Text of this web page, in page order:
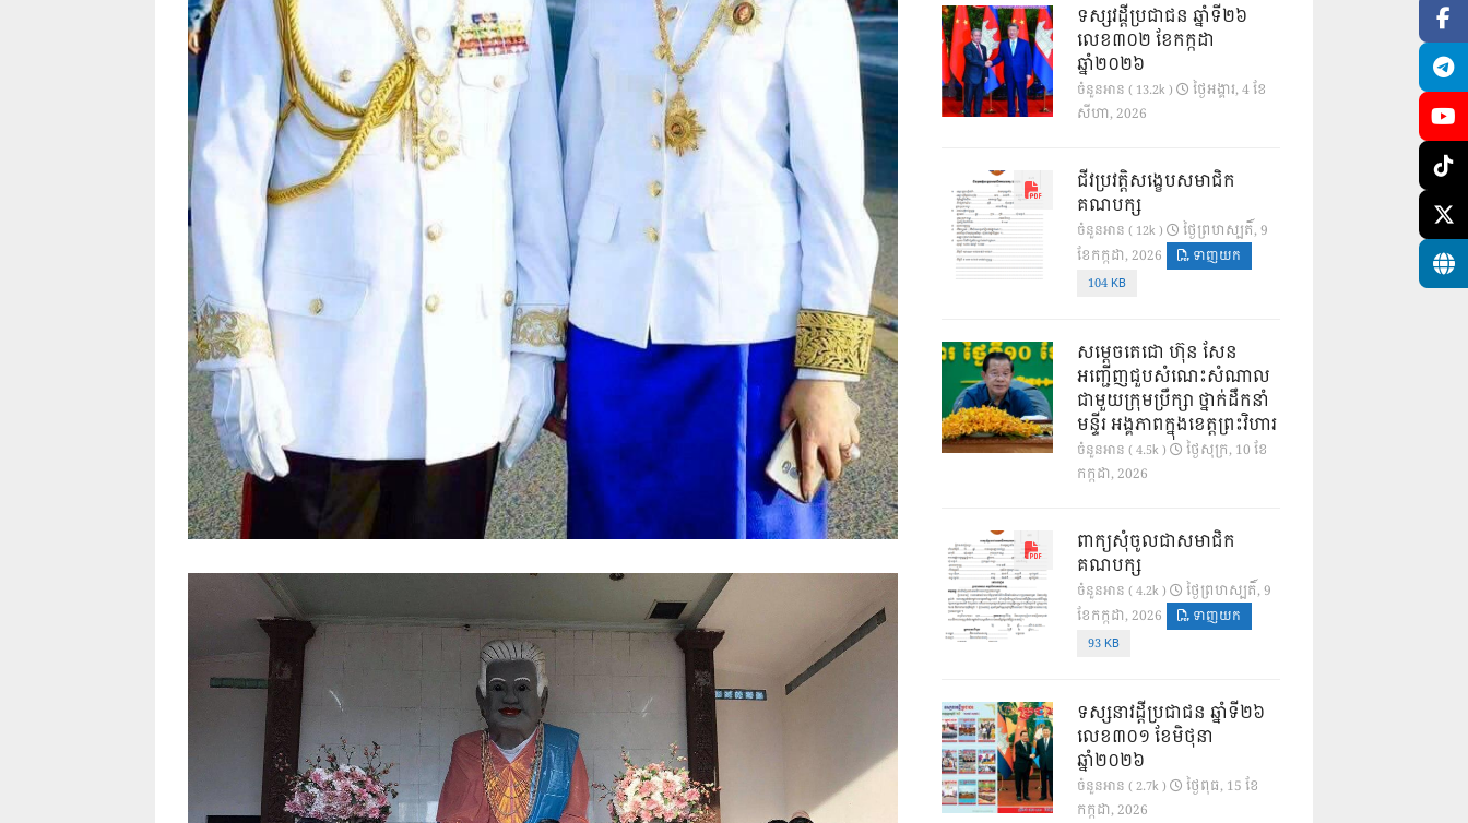
ទស្សវដ្តីប្រជាជន ឆ្នាំទី២៦
លេខ៣០២ ខែកក្កដា
ឆ្នាំ២០២៦
ចំនួនអាន ( 13.2k )
ថ្ងៃ​អង្គារ, 4 ខែ​
សីហា, 2026
ជីវប្រវត្តិសង្ខេបសមាជិក
គណបក្ស
ចំនួនអាន ( 12k )
ថ្ងៃ​ព្រហស្បតិ៍, 9
ខែ​កក្កដា, 2026
ទាញយក
104 KB
សម្តេចតេជោ ហ៊ុន សែន
អញ្ជើញជួបសំណេះសំណាល
ជាមួយក្រុមប្រឹក្សា ថ្នាក់ដឹកនាំ
មន្ទីរ អង្គភាពក្នុងខេត្តព្រះវិហារ
ចំនួនអាន ( 4.5k )
ថ្ងៃ​សុក្រ, 10 ខែ​
កក្កដា, 2026
ពាក្យសុំចូលជាសមាជិក
គណបក្ស
ចំនួនអាន ( 4.2k )
ថ្ងៃ​ព្រហស្បតិ៍, 9
ខែ​កក្កដា, 2026
ទាញយក
93 KB
ទស្សនាវដ្ដីប្រជាជន ឆ្នាំទី២៦
លេខ៣០១ ខែមិថុនា
ឆ្នាំ២០២៦
ចំនួនអាន ( 2.7k )
ថ្ងៃ​ពុធ, 15 ខែ​
កក្កដា, 2026